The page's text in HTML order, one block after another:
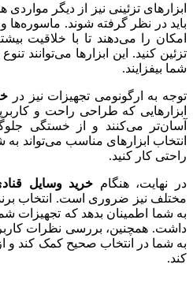
ابزارهای تزئینی نیز از دیگر مواردی
باید در نظر گرفته شوند.
امکان را می‌دهند تا با خلاقیت
تزئین کنید. این ابزارها می‌توانند
شما بیفزایند.
توجه به ارگونومی تجهیزات نیز در
ابزارهایی که طراحی راحت و
آسان‌تر می‌کنند و از خستگی
انتخاب ابزارهای مناسب می‌تواند
راحتی کار کنید.
در نهایت، هنگام خرید وسایل
مختلف نیز ضروری است. انتخاب
به شما اطمینان بدهد که تجهیزات
داشت. همچنین، بررسی نظرات
به شما در انتخاب صحیح کمک کند
کند.